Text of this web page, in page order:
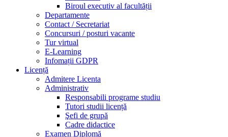
Biroul executiv al facultății
Departamente
Contact / Secretariat
Concursuri / posturi vacante
Tur virtual
E-Learning
Infomații GDPR
Licență
Admitere Licenta
Administrativ
Responsabili programe studiu
Tutori studii licență
Şefi de grupă
Cadre didactice
Examen Diplomă